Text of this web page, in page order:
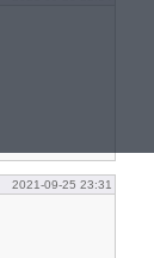
2021-09-25 23:31